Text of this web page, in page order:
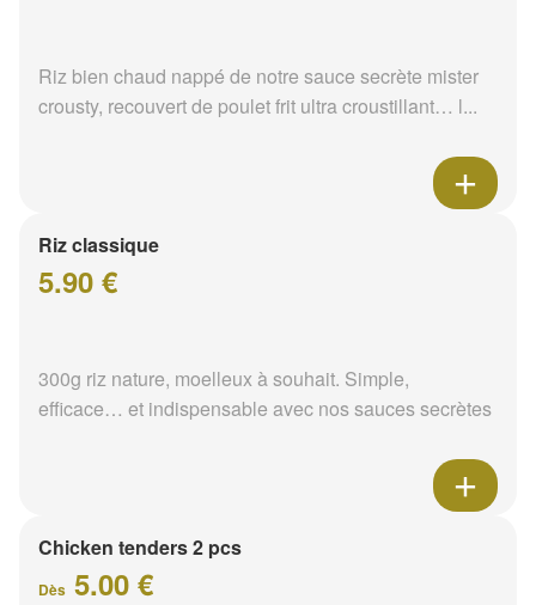
Riz bien chaud nappé de notre sauce secrète mister
crousty, recouvert de poulet frit ultra croustillant… l...
Riz classique
5.90 €
300g riz nature, moelleux à souhait. Simple,
efficace… et indispensable avec nos sauces secrètes
Chicken tenders 2 pcs
Dès 5.00 €